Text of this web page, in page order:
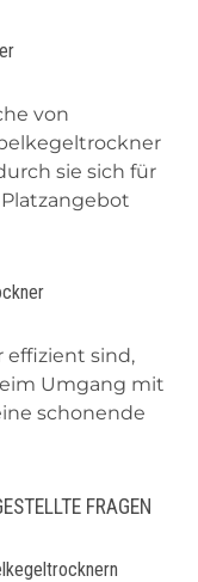
von
sie sich für
sind,
Umgang mit
schonende
FRAGEN